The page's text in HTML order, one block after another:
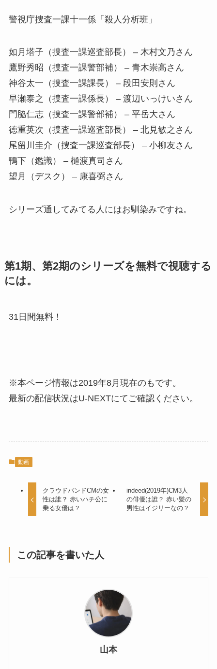
警視庁捜査一課十一係「殺人分析班」
如月塔子（捜査一課巡査部長） – 木村文乃さん
鷹野秀昭（捜査一課警部補） – 青木崇高さん
神谷太一（捜査一課課長） – 段田安則さん
早瀬泰之（捜査一課係長） – 渡辺いっけいさん
門脇仁志（捜査一課警部補） – 平岳大さん
徳重英次（捜査一課巡査部長） – 北見敏之さん
尾留川圭介（捜査一課巡査部長） – 小柳友さん
鴨下（鑑識） – 樋渡真司さん
望月（デスク） – 康喜弼さん
シリーズ通してみてる人にはお馴染みですね。
第1期、第2期のシリーズを無料で視聴する
には。
31日間無料！
※本ページ情報は2019年8月現在のもです。
最新の配信状況はU-NEXTにてご確認ください。
動画
クラウドバンドCMの女
性は誰？ 赤いハチ公に
乗る女優は？
indeed(2019年)CM3人
の俳優は誰？ 赤い髪の
男性はイジリーなの？
この記事を書いた人
山本